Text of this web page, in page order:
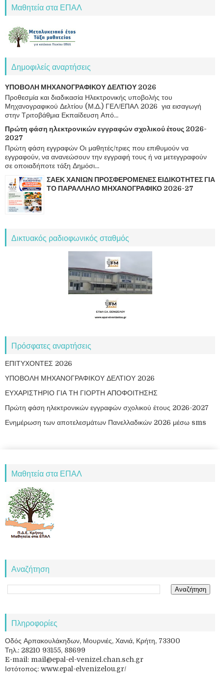
Μαθητεία στα ΕΠΑΛ
Δημοφιλείς αναρτήσεις
ΥΠΟΒΟΛΗ ΜΗΧΑΝΟΓΡΑΦΙΚΟΥ ΔΕΛΤΙΟΥ 2026
Προθεσμία και διαδικασία Ηλεκτρονικής υποβολής του
Μηχανογραφικού Δελτίου (Μ.Δ.) ΓΕΛ/ΕΠΑΛ 2026 για εισαγωγή
στην Τριτοβάθμια Εκπαίδευση Από...
Πρώτη φάση ηλεκτρονικών εγγραφών σχολικού έτους 2026-
2027
Πρώτη φάση εγγραφών Οι μαθητές/τριες που επιθυμούν να
εγγραφούν, να ανανεώσουν την εγγραφή τους ή να μετεγγραφούν
σε οποιαδήποτε τάξη Δημόσι...
ΣΑΕΚ ΧΑΝΙΩΝ ΠΡΟΣΦΕΡΟΜΕΝΕΣ ΕΙΔΙΚΟΤΗΤΕΣ ΓΙΑ
ΤΟ ΠΑΡΑΛΛΗΛΟ ΜΗΧΑΝΟΓΡΑΦΙΚΟ 2026-27
Δικτυακός ραδιοφωνικός σταθμός
Πρόσφατες αναρτήσεις
ΕΠΙΤΥΧΟΝΤΕΣ 2026
ΥΠΟΒΟΛΗ ΜΗΧΑΝΟΓΡΑΦΙΚΟΥ ΔΕΛΤΙΟΥ 2026
ΕΥΧΑΡΙΣΤΗΡΙΟ ΓΙΑ ΤΗ ΓΙΟΡΤΗ ΑΠΟΦΟΙΤΗΣΗΣ
Πρώτη φάση ηλεκτρονικών εγγραφών σχολικού έτους 2026-2027
Ενημέρωση των αποτελεσμάτων Πανελλαδικών 2026 μέσω sms
Μαθητεία στα ΕΠΑΛ
Αναζήτηση
Πληροφορίες
Οδός Αρπακουλάκηδων, Μουρνιές, Χανιά, Κρήτη, 73300
Τηλ.: 28210 93155, 88699
E-mail: mail@epal-el-venizel.chan.sch.gr
Ιστότοπος: www.epal-elvenizelou.gr/